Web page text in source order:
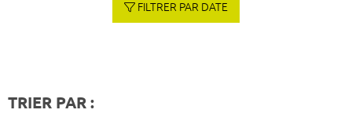
FILTRER PAR DATE
TRIER PAR :